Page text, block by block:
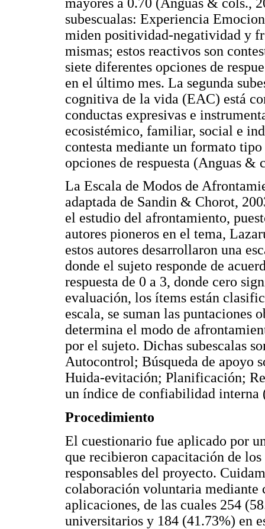
subescualas: Experiencia
miden positividad-negatividad y
mismas; estos reactivos son
siete diferentes opciones de
en el último mes. La segunda
cognitiva de la vida (EAC) está
conductas expresivas e
ecosistémico, familiar, social e
contesta mediante un formato
opciones de respuesta (Anguas &
La Escala de Modos de
adaptada de Sandin & Chorot,
el estudio del afrontamiento,
autores pioneros en el tema,
estos autores desarrollaron una
donde el sujeto responde de
respuesta de 0 a 3, donde cero
evaluación, los ítems están
escala, se suman las puntaciones
determina el modo de
por el sujeto. Dichas subescalas
Autocontrol; Búsqueda de apoyo
Huida-evitación; Planificación;
un índice de confiabilidad interna
Procedimiento
El cuestionario fue aplicado por
que recibieron capacitación de
responsables del proyecto.
colaboración voluntaria
aplicaciones, de las cuales 254
universitarios y 184 (41.73%) en